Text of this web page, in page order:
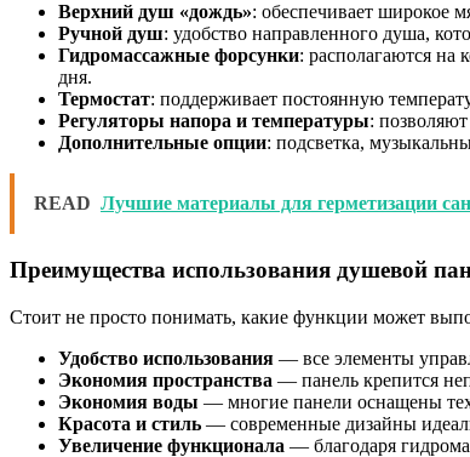
Верхний душ «дождь»: обеспечивает широкое
Ручной душ: удобство направленного душа,
Гидромассажные форсунки: располагаются на
дня.
Термостат: поддерживает постоянную
Регуляторы напора и температуры:
Дополнительные опции: подсветка,
READ Лучшие материалы для герметизации
Преимущества использования душевой
Стоит не просто понимать, какие функции может
Удобство использования — все элементы
Экономия пространства — панель крепится
Экономия воды — многие панели оснащены
Красота и стиль — современные дизайны
Увеличение функционала — благодаря